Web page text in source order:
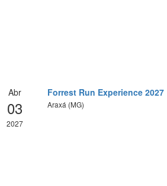
Abr
03
2027
Forrest Run Experience 2027
Araxá (MG)